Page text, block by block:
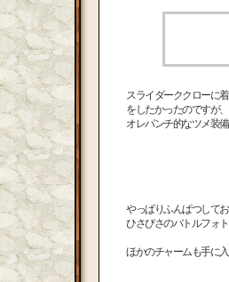
スライダーククローに
をしたかったのですが
オレパンチ的なツメ装
やっぱりふんぱつして
ひさびさのバトルフォ
ほかのチャームも手に